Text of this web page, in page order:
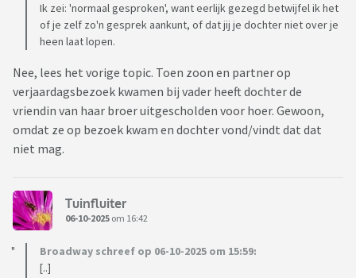
Ik zei: 'normaal gesproken', want eerlijk gezegd betwijfel ik het
of je zelf zo'n gesprek aankunt, of dat jij je dochter niet over je
heen laat lopen.
Nee, lees het vorige topic. Toen zoon en partner op
verjaardagsbezoek kwamen bij vader heeft dochter de
vriendin van haar broer uitgescholden voor hoer. Gewoon,
omdat ze op bezoek kwam en dochter vond/vindt dat dat
niet mag.
Tuinfluiter
06-10-2025 om 16:42
Broadway schreef op 06-10-2025 om 15:59:
[..]